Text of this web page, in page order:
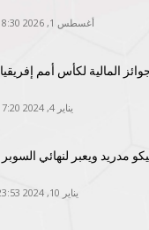
أغسطس 1, 2026 18:30
المالية لكأس أمم إفريقيا
يناير 4, 2024 17:20
مدريد ويعبر لنهائي السوبر
يناير 10, 2024 23:53